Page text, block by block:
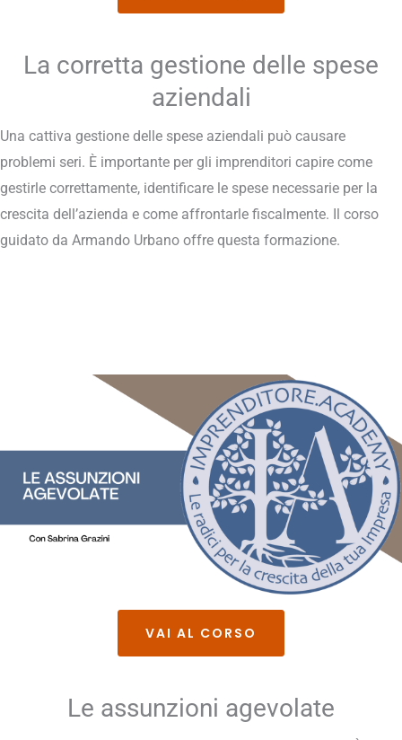
La corretta gestione delle spese
aziendali
Una cattiva gestione delle spese aziendali può causare
problemi seri. È importante per gli imprenditori capire come
gestirle correttamente, identificare le spese necessarie per la
crescita dell’azienda e come affrontarle fiscalmente. Il corso
guidato da Armando Urbano offre questa formazione.
VAI AL CORSO
Le assunzioni agevolate